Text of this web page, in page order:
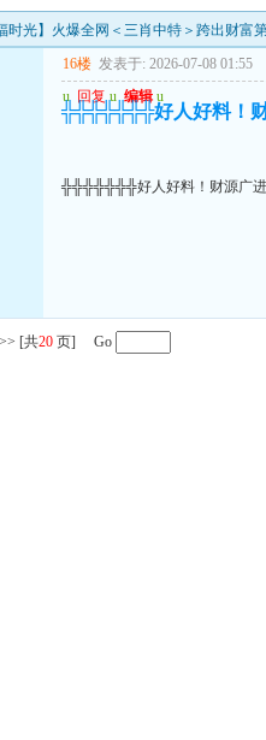
时光】火爆全网＜三肖中特＞跨出财富
16楼 发表于: 2026-07-08 01:55
u 回复 u 编辑 u
╬╬╬╬╬╬╬好人好料！财
╬╬╬╬╬╬╬好人好料！财源广进
>> [共20 页] Go